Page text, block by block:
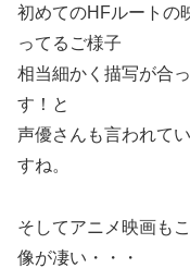
初めてのHFルートの
ってるご様子
相当細かく描写が合
す！と
声優さんも言われて
すね。
そしてアニメ映画も
像が凄い・・・